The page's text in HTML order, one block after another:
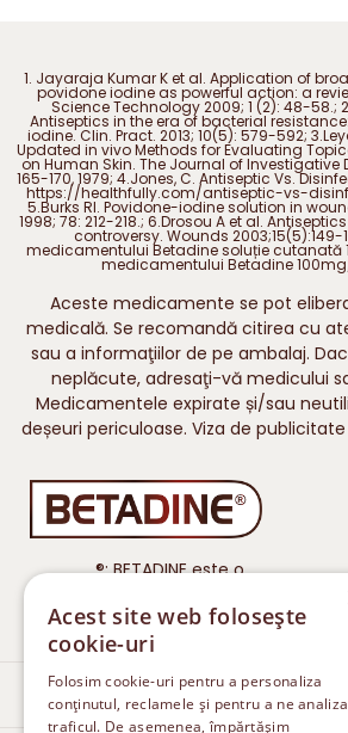
1. Jayaraja Kumar K et al. Application of
povidone iodine as powerful action: a
Science Technology 2009; 1 (2): 48-58.;
Antiseptics in the era of bacterial
iodine. Clin. Pract. 2013; 10(5): 579-592;
Updated in vivo Methods for Evaluating
on Human Skin. The Journal of Investigative
165-170, 1979; 4.Jones, C. Antiseptic Vs.
https://healthfully.com/antiseptic-vs-
5.Burks RI. Povidone-iodine solution in
1998; 78: 212-218.; 6.Drosou A et al.
controversy. Wounds 2003;15(5):149-
medicamentului Betadine soluție cutanată
medicamentului Betadine
Aceste medicamente se pot
medicală. Se recomandă citirea cu
sau a informaţiilor de pe ambalaj.
neplăcute, adresaţi-vă medicului
Medicamentele expirate și/sau
deșeuri periculoase. Viza de publicitate
®: BETADINE este o
Pharmaceuticals.
Îngrijirea rănilor
Acest site web folosește
cookie-uri
Folosim cookie-uri pentru a personaliza
conținutul, reclamele și pentru a ne analiza
traficul. De asemenea, împărtășim